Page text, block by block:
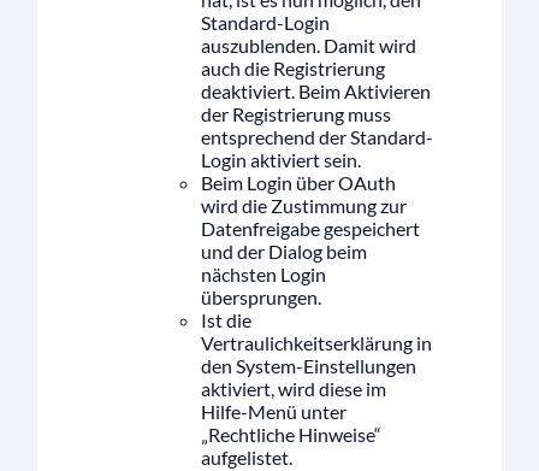
Standard-Login
auszublenden. Damit wird
auch die Registrierung
deaktiviert. Beim Aktivieren
der Registrierung muss
entsprechend der Standard-
Login aktiviert sein.
Beim Login über OAuth
wird die Zustimmung zur
Datenfreigabe gespeichert
und der Dialog beim
nächsten Login
übersprungen.
Ist die
Vertraulichkeitserklärung in
den System-Einstellungen
aktiviert, wird diese im
Hilfe-Menü unter
„Rechtliche Hinweise“
aufgelistet.